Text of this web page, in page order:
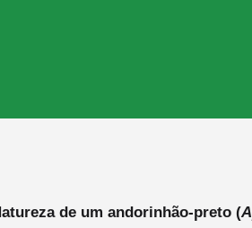
de um andorinhão-preto (